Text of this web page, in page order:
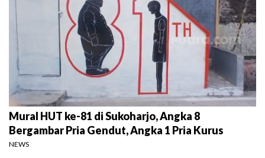
Mural HUT ke-81 di Sukoharjo, Angka 8
Bergambar Pria Gendut, Angka 1 Pria Kurus
NEWS